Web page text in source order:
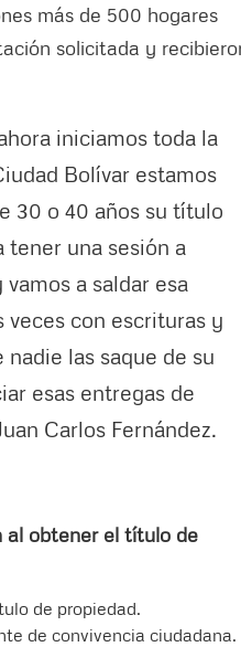
más de 500 hogares
solicitada y
iniciamos toda la
Bolívar estamos
30 o 40 años su título
una sesión a
a saldar esa
veces con escrituras y
las saque de su
esas entregas de
Carlos Fernández.
al obtener el título de
de propiedad.
de convivencia ciudadana.